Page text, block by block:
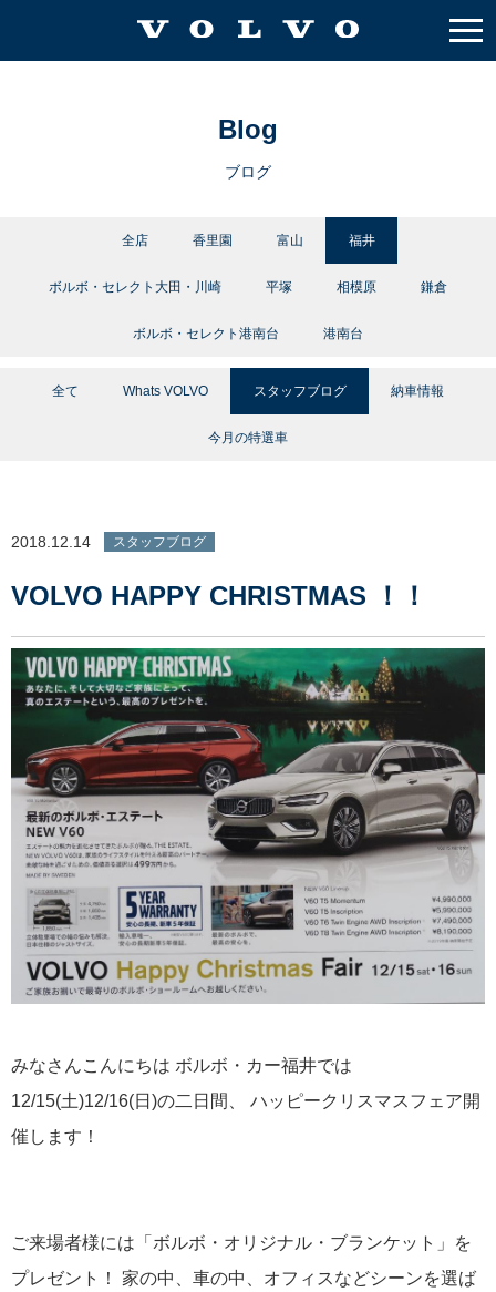
Blog
ブログ
全店 香里園 富山 福井
ボルボ・セレクト大田・川崎 平塚 相模原 鎌倉
ボルボ・セレクト港南台 港南台
全て Whats VOLVO スタッフブログ 納車情報
今月の特選車
2018.12.14 スタッフブログ
VOLVO HAPPY CHRISTMAS ！！
みなさんこんにちは ボルボ・カー福井では
12/15(土)12/16(日)の二日間、 ハッピークリスマスフェア開
催します！
ご来場者様には「ボルボ・オリジナル・ブランケット」を
プレゼント！ 家の中、車の中、オフィスなどシーンを選ば